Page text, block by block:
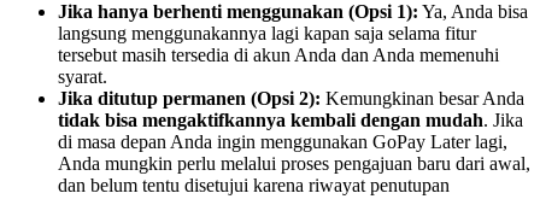
Jika hanya berhenti menggunakan (Opsi 1): Ya, Anda bisa
langsung menggunakannya lagi kapan saja selama fitur
tersebut masih tersedia di akun Anda dan Anda memenuhi
syarat.
Jika ditutup permanen (Opsi 2): Kemungkinan besar Anda
tidak bisa mengaktifkannya kembali dengan mudah. Jika
di masa depan Anda ingin menggunakan GoPay Later lagi,
Anda mungkin perlu melalui proses pengajuan baru dari awal,
dan belum tentu disetujui karena riwayat penutupan